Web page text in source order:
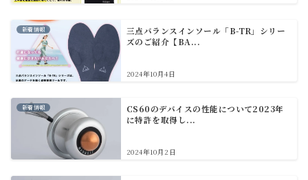
新着情報
三点バランスインソール「B-TR」シリー
ズのご紹介【BA...
2024年10月4日
新着情報
CS60のデバイスの性能について2023年
に特許を取得し...
2024年10月2日